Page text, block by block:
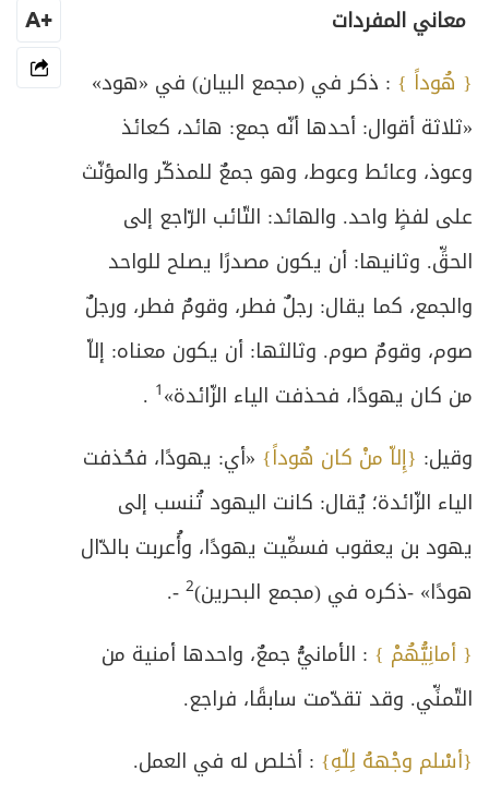
‏ معاني المفردات ‏
{ هُوداً } : ذكر في (مجمع البيان) في «هود»
«ثلاثة أقوال: أحدها أنّه جمع: هائد، كعائذ
وعوذ، وعائط وعوط، وهو جمعٌ للمذكّر والمؤنّث
على لفظٍ واحد. والهائد: التّائب الرّاجع إلى
الحقِّ. وثانيها: أن يكون مصدرًا يصلح للواحد
والجمع، كما يقال: رجلٌ فطر، وقومٌ فطر، ورجلٌ
صوم، وقومٌ صوم. وثالثها: أن يكون معناه: إلاّ
من كان يهودًا، فحذفت الياء الزّائدة»‏1
‏ . ‏
‏وقيل: {إِلاّ منْ كان هُوداً} «أي: يهودًا، فحُذفت
الياء الزّائدة؛ يُقال: كانت اليهود تُنسب إلى
يهود بن يعقوب فسمِّيت يهودًا، وأُعربت بالدّال
هودًا» -ذكره في (مجمع البحرين)‏2
‏ -. ‏
{ أمانِيُّهُمْ } : الأمانيُّ جمعٌ، واحدها أمنية من
التّمنِّي. وقد تقدّمت سابقًا، فراجع. ‏
{أسْلم وجْههُ لِلّهِ} : أخلص له في العمل. ‏
+A